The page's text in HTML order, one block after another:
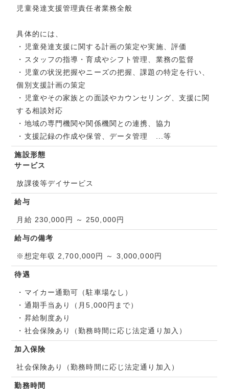
児童発達支援管理責任者業務全般
具体的には、
・児童発達支援に関する計画の策定や実施、評価
・スタッフの指導・育成やシフト管理、業務の監督
・児童の状況把握やニーズの把握、課題の特定を行い、
個別支援計画の策定
・児童やその家族との面談やカウンセリング、支援に関
する相談対応
・地域の専門機関や関係機関との連携、協力
・支援記録の作成や保管、データ管理 ...等
施設形態
サービス
放課後等デイサービス
給与
月給 230,000円 ～ 250,000円
給与の備考
※想定年収 2,700,000円 ～ 3,000,000円
待遇
・マイカー通勤可（駐車場なし）
・通期手当あり（月5,000円まで）
・昇給制度あり
・社会保険あり（勤務時間に応じ法定通り加入）
加入保険
社会保険あり（勤務時間に応じ法定通り加入）
勤務時間